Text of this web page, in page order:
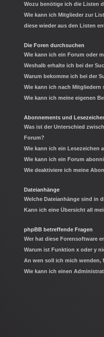
Wozu benötige ich die Listen
Wie kann ich Mitglieder zur
diese wieder aus den Listen
Die Foren durchsuchen
Wie kann ich ein Forum oder
Weshalb erhalte ich bei der
Warum bekomme ich bei der
Wie kann ich nach Mitgliedern
Wie kann ich meine eigenen
Abonnements und
Was ist der Unterschied
Forum?
Wie kann ich ein Lesezeichen
Wie kann ich ein Forum
Wie deaktiviere ich meine
Dateianhänge
Welche Dateianhänge sind in
Kann ich eine Übersicht all
phpBB betreffende Fragen
Wer hat diese Forensoftware
Warum ist Funktion x oder y
An wen soll ich mich wenden,
Wie kann ich einen